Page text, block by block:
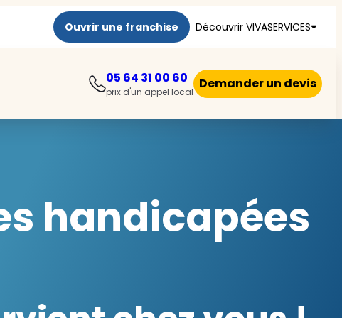
Ouvrir une franchise Découvrir VIVASERVICES
05 64 31 00 60
prix d'un appel local
Demander un devis
handicapées